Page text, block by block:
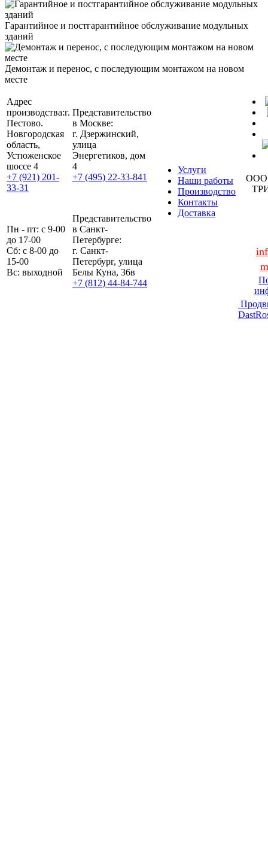
Гарантийное и постгарантийное обслуживание модульных
зданий
Демонтаж и перенос, с последующим монтажом на новом
месте
Адрес
производства:г.
Пестово.
Новгородская
область,
Устюженское
шоссе 4
+7 (921) 201-
33-31
Представительство
в Москве:
г. Дзержинский,
улица
Энергетиков, дом
4
+7 (495) 22-33-841
Услуги
Наши работы
Производство
Контакты
Доставка
ООО
Пн - пт: с 9-00
до 17-00
Сб: с 8-00 до
15-00
Вс: выходной
Представительство
в Санкт-
Петербурге:
г. Санкт-
Петербург, улица
Белы Куна, 36в
+7 (812) 44-84-744